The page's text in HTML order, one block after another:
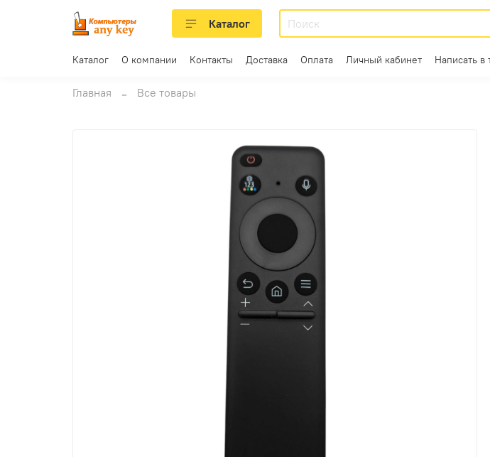
Каталог
Каталог О компании Контакты Доставка Оплата Личный кабинет Написать в
Главная Все товары